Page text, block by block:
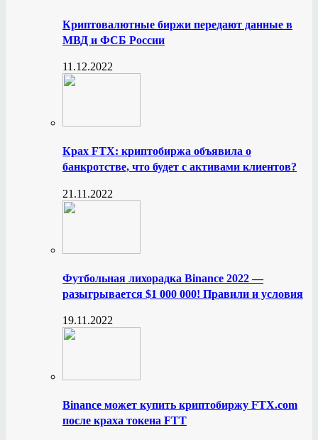
Криптовалютные биржи передают данные в
МВД и ФСБ России
11.12.2022
Крах FTX: криптобиржа объявила о
банкротстве, что будет с активами клиентов?
21.11.2022
Футбольная лихорадка Binance 2022 —
разыгрывается $1 000 000! Правили и условия
19.11.2022
Binance может купить криптобиржу FTX.com
после краха токена FTT